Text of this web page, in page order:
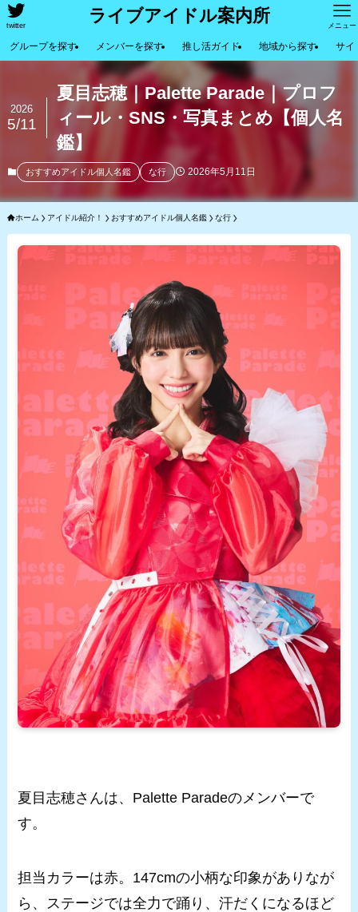
ライブアイドル案内所
twitter メニュー
グループを探す メンバーを探す 推し活ガイド 地域から探す サイ
夏目志穂｜Palette Parade｜プロフ
ィール・SNS・写真まとめ【個人名
鑑】
2026
5/11
おすすめアイドル個人名鑑 な行 2026年5月11日
ホーム アイドル紹介！ おすすめアイドル個人名鑑 な行
夏目志穂さんは、Palette Paradeのメンバーで
す。
担当カラーは赤。147cmの小柄な印象がありなが
ら、ステージでは全力で踊り、汗だくになるほど